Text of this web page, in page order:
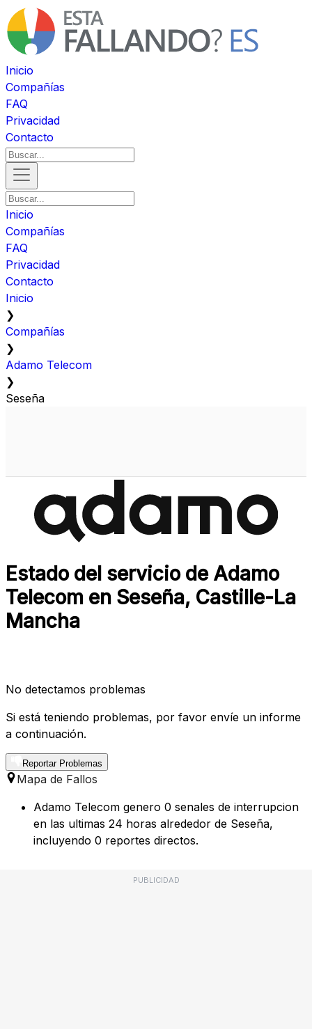
Inicio
Compañías
FAQ
Privacidad
Contacto
Inicio
Compañías
FAQ
Privacidad
Contacto
Inicio
❯
Compañías
❯
Adamo Telecom
❯
Seseña
Estado del servicio de Adamo
Telecom en Seseña, Castille-La
Mancha
No detectamos problemas
Si está teniendo problemas, por favor envíe un informe
a continuación.
Reportar Problemas
Mapa de Fallos
Adamo Telecom genero 0 senales de interrupcion
en las ultimas 24 horas alrededor de Seseña,
incluyendo 0 reportes directos.
PUBLICIDAD